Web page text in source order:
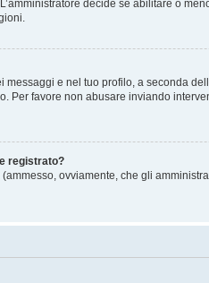
decide se abilitare o
e nel tuo profilo, a seconda
favore non abusare inviando
registrato?
ovviamente, che gli